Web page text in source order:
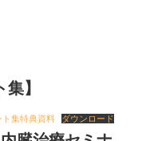
】
ト集特典資料
ダウンロード